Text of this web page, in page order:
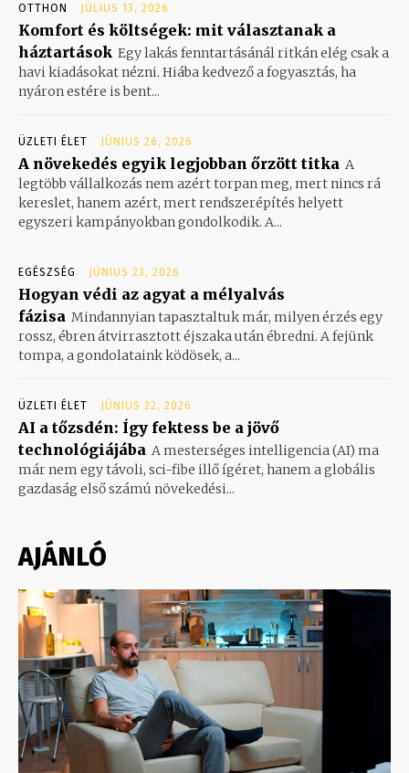
OTTHON JÚLIUS 13, 2026
Komfort és költségek: mit választanak a
háztartások Egy lakás fenntartásánál ritkán elég csak a
havi kiadásokat nézni. Hiába kedvező a fogyasztás, ha
nyáron estére is bent...
ÜZLETI ÉLET JÚNIUS 26, 2026
A növekedés egyik legjobban őrzött titka A
legtöbb vállalkozás nem azért torpan meg, mert nincs rá
kereslet, hanem azért, mert rendszerépítés helyett
egyszeri kampányokban gondolkodik. A...
EGÉSZSÉG JÚNIUS 23, 2026
Hogyan védi az agyat a mélyalvás
fázisa Mindannyian tapasztaltuk már, milyen érzés egy
rossz, ébren átvirrasztott éjszaka után ébredni. A fejünk
tompa, a gondolataink ködösek, a...
ÜZLETI ÉLET JÚNIUS 22, 2026
AI a tőzsdén: Így fektess be a jövő
technológiájába A mesterséges intelligencia (AI) ma
már nem egy távoli, sci-fibe illő ígéret, hanem a globális
gazdaság első számú növekedési...
AJÁNLÓ